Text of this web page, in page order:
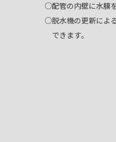
○配管の内壁に水膜
○脱水機の更新によ
できます。